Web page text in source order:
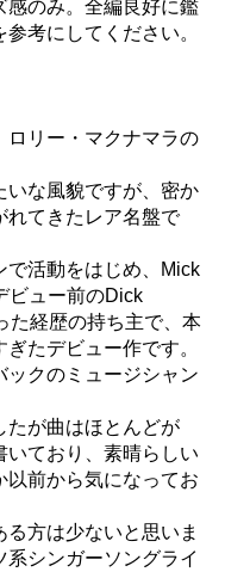
感のみ。全編良好に鑑
考にしてください。
ロリー・マクナマラの
いな風貌ですが、密か
れてきたレア名盤で
で活動をはじめ、Mick
ビュー前のDick
た経歴の持ち主で、本
たデビュー作です。
クのミュージシャン
たが曲はほとんどが
いており、素晴らしい
以前から気になってお
方は少ないと思いま
シンガーソングライ